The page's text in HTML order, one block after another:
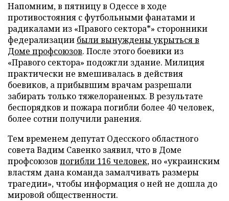
Напомним, в пятницу в Одессе в ходе
противостояния с футбольными фанатами и
радикалами из «Правого сектора*» сторонники
федерализации были вынуждены укрыться в
Доме профсоюзов. После этого боевики из
«Правого сектора» подожгли здание. Милиция
практически не вмешивалась в действия
боевиков, а прибывшим врачам разрешали
забирать только тяжелораненых. В результате
беспорядков и пожара погибли более 40 человек,
более сотни получили ранения.
Тем временем депутат Одесского областного
совета Вадим Савенко заявил, что в Доме
профсоюзов погибли 116 человек, но «украинским
властям дана команда замалчивать размеры
трагедии», чтобы информация о ней не дошла до
мировой общественности.